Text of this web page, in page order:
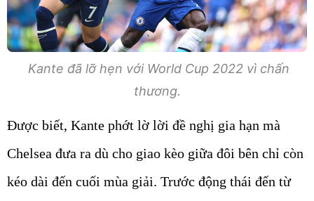
Kante đã lỡ hẹn với World Cup 2022 vì chấn
thương.
Được biết, Kante phớt lờ lời đề nghị gia hạn mà
Chelsea đưa ra dù cho giao kèo giữa đôi bên chỉ còn
kéo dài đến cuối mùa giải. Trước động thái đến từ